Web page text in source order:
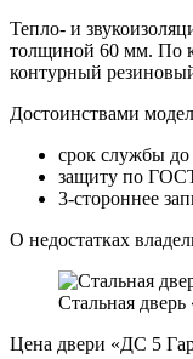
Тепло- и
толщиной 60 мм. По
контурный
Достоинствами
срок службы до
защиту по
3-стороннее
О недостатках
Стальная
Цена двери «ДС 5